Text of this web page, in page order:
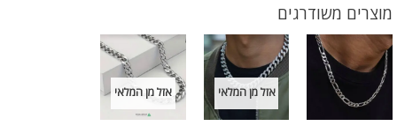
מוצרים משודרגים
אזל מן המלאי אזל מן המלאי